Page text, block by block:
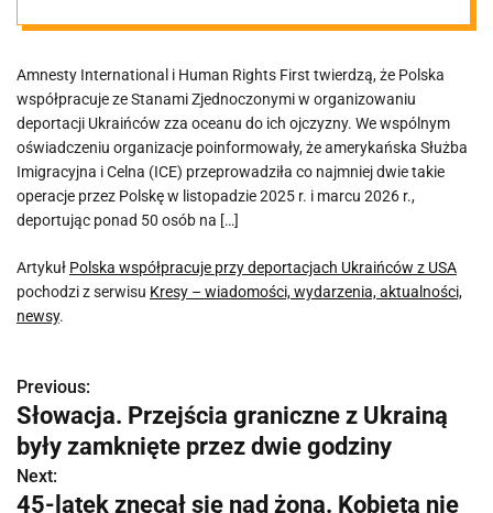
Ukraińców z
USA
Amnesty International i Human Rights First twierdzą, że Polska
współpracuje ze Stanami Zjednoczonymi w organizowaniu
deportacji Ukraińców zza oceanu do ich ojczyzny. We wspólnym
oświadczeniu organizacje poinformowały, że amerykańska Służba
Imigracyjna i Celna (ICE) przeprowadziła co najmniej dwie takie
operacje przez Polskę w listopadzie 2025 r. i marcu 2026 r.,
deportując ponad 50 osób na […]
Artykuł Polska współpracuje przy deportacjach Ukraińców z USA
pochodzi z serwisu Kresy – wiadomości, wydarzenia, aktualności,
newsy.
N
a
w
Previous:
Słowacja. Przejścia graniczne z Ukrainą
były zamknięte przez dwie godziny
Next:
45-latek znęcał się nad żoną. Kobieta nie